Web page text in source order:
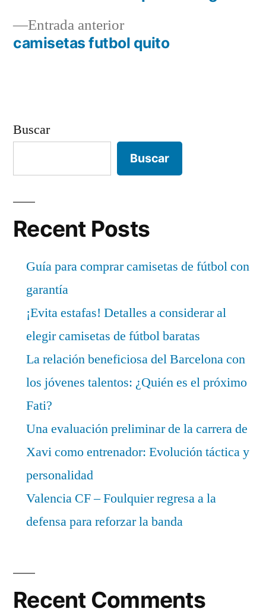
Navegación
deEntrada anteriorEntrada
anterior:
camisetas futbol quito
Buscar
Buscar
Recent Posts
Guía para comprar camisetas de fútbol con
garantía
¡Evita estafas! Detalles a considerar al
elegir camisetas de fútbol baratas
La relación beneficiosa del Barcelona con
los jóvenes talentos: ¿Quién es el próximo
Fati?
Una evaluación preliminar de la carrera de
Xavi como entrenador: Evolución táctica y
personalidad
Valencia CF – Foulquier regresa a la
defensa para reforzar la banda
Recent Comments